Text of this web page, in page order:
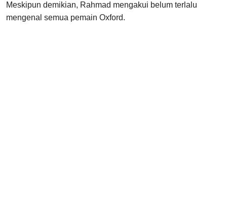
Meskipun demikian, Rahmad mengakui belum terlalu
mengenal semua pemain Oxford.